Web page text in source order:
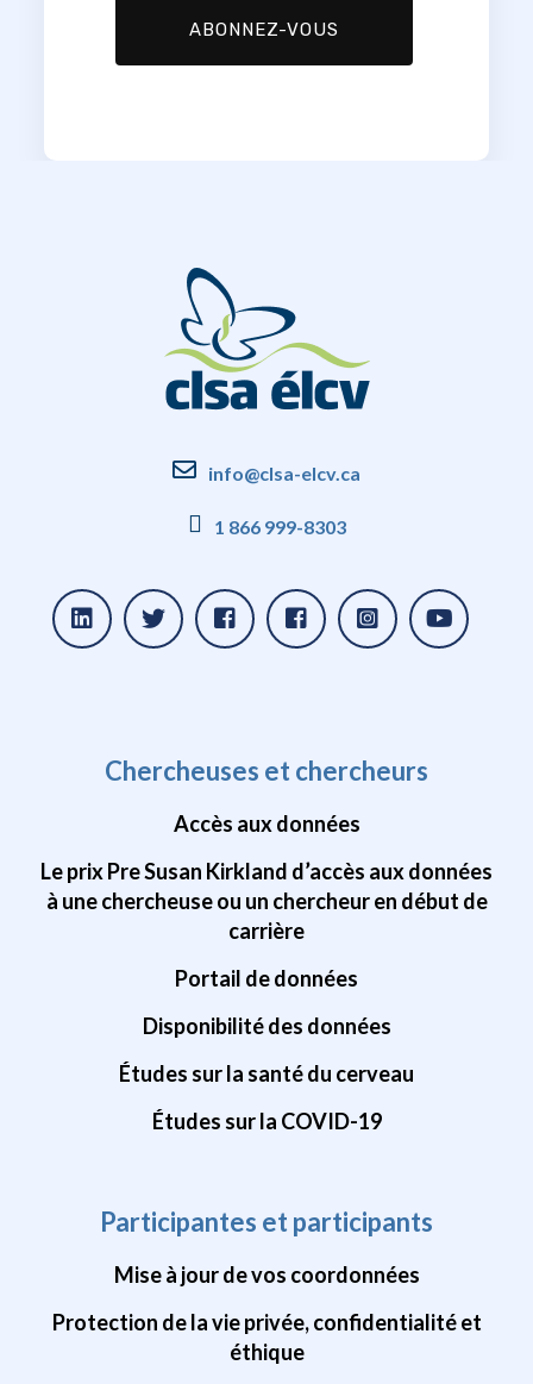
info@clsa-elcv.ca
1 866 999-8303
Chercheuses et chercheurs
Accès aux données
Le prix Pre Susan Kirkland d’accès aux données
à une chercheuse ou un chercheur en début de
carrière
Portail de données
Disponibilité des données
Études sur la santé du cerveau
Études sur la COVID-19
Participantes et participants
Mise à jour de vos coordonnées
Protection de la vie privée, confidentialité et
éthique